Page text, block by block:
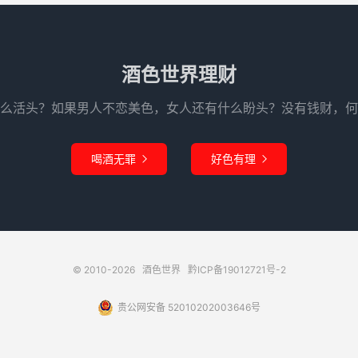
酒色世界理财
活头？如果男人不恋美色，女人还有什么盼头？没有钱财，
喝酒无罪  好色有理 
© 2010-2026 酒色世界 黔ICP备19012721号-2
贵公网安备 52010202003646号